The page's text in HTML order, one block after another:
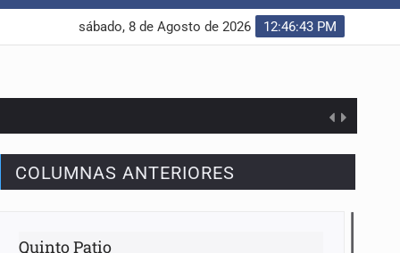
12:46:44 PM
sábado, 8 de Agosto de 2026
COLUMNAS ANTERIORES
Quinto Patio